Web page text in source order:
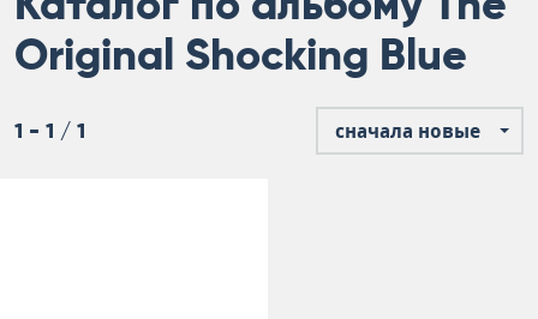
Original Shocking Blue
1 - 1 / 1 сначала новые